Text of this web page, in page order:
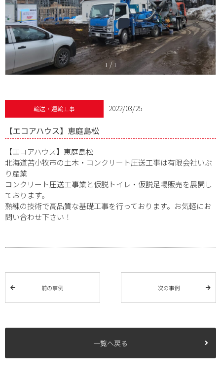
1 / 1
輸送・運輸工事 2022/03/25
【エコアハウス】恵庭島松
【エコアハウス】恵庭島松
北海道苫小牧市の土木・コンクリート圧送工事は有限会社いぶ
り産業
コンクリート圧送工事業と仮説トイレ・仮説足場販売を展開し
ております。
熟練の技術で高品質な基礎工事を行っております。お気軽にお
問い合わせ下さい！
前の事例 次の事例
一覧へ戻る